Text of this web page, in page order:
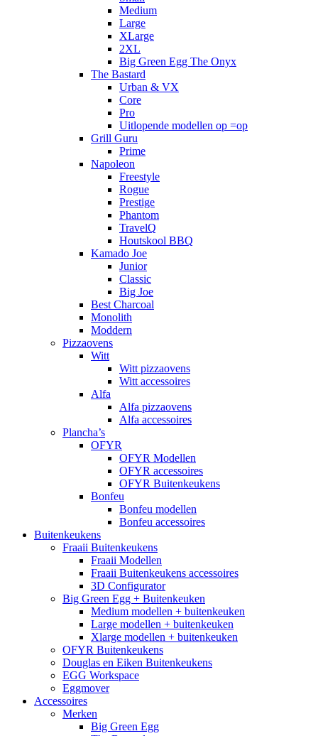
Medium
Large
XLarge
2XL
Big Green Egg The Onyx
The Bastard
Urban & VX
Core
Pro
Uitlopende modellen op =op
Grill Guru
Prime
Napoleon
Freestyle
Rogue
Prestige
Phantom
TravelQ
Houtskool BBQ
Kamado Joe
Junior
Classic
Big Joe
Best Charcoal
Monolith
Moddern
Pizzaovens
Witt
Witt pizzaovens
Witt accessoires
Alfa
Alfa pizzaovens
Alfa accessoires
Plancha’s
OFYR
OFYR Modellen
OFYR accessoires
OFYR Buitenkeukens
Bonfeu
Bonfeu modellen
Bonfeu accessoires
Buitenkeukens
Fraaii Buitenkeukens
Fraaii Modellen
Fraaii Buitenkeukens accessoires
3D Configurator
Big Green Egg + Buitenkeuken
Medium modellen + buitenkeuken
Large modellen + buitenkeuken
Xlarge modellen + buitenkeuken
OFYR Buitenkeukens
Douglas en Eiken Buitenkeukens
EGG Workspace
Eggmover
Accessoires
Merken
Big Green Egg